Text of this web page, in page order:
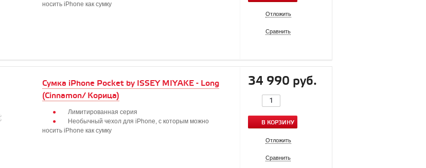
носить iPhone как сумку
Отложить
Сравнить
Сумка iPhone Pocket by ISSEY MIYAKE - Long
(Cinnamon/ Корица)
Лимитированная серия
Необычный чехол для iPhone, с которым можно
носить iPhone как сумку
34 990 руб.
В КОРЗИНУ
Отложить
Сравнить